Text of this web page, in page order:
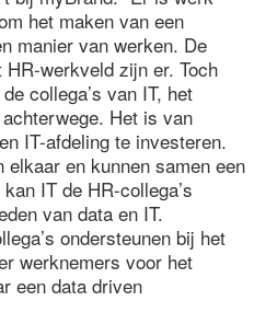
het maken van een
manier van werken. De
werkveld zijn er. Toch
collega’s van IT, het
Het is van
IT-afdeling te investeren.
en kunnen samen een
IT de HR-collega’s
van data en IT.
ondersteunen bij het
werknemers voor het
een data driven